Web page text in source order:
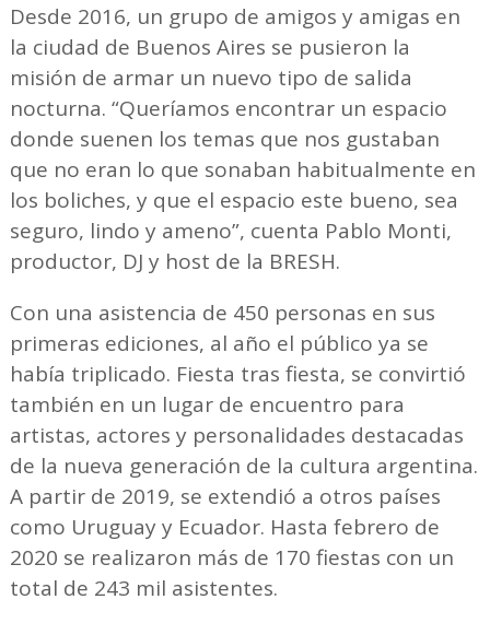
Desde 2016, un grupo de amigos y amigas en
la ciudad de Buenos Aires se pusieron la
misión de armar un nuevo tipo de salida
nocturna. “Queríamos encontrar un espacio
donde suenen los temas que nos gustaban
que no eran lo que sonaban habitualmente en
los boliches, y que el espacio este bueno, sea
seguro, lindo y ameno”, cuenta Pablo Monti,
productor, DJ y host de la BRESH.
Con una asistencia de 450 personas en sus
primeras ediciones, al año el público ya se
había triplicado. Fiesta tras fiesta, se convirtió
también en un lugar de encuentro para
artistas, actores y personalidades destacadas
de la nueva generación de la cultura argentina.
A partir de 2019, se extendió a otros países
como Uruguay y Ecuador. Hasta febrero de
2020 se realizaron más de 170 fiestas con un
total de 243 mil asistentes.